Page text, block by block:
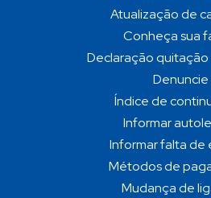
Atualização de
Conheça sua
Declaração
Denuncie
Índice de
Informar
Informar falta de
Métodos de
Mudança de